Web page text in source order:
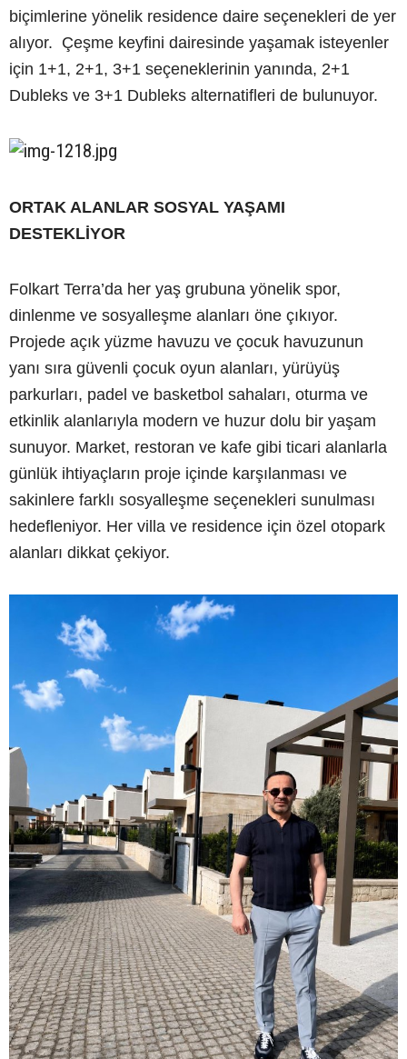
biçimlerine yönelik residence daire seçenekleri de yer
alıyor. Çeşme keyfini dairesinde yaşamak isteyenler
için 1+1, 2+1, 3+1 seçeneklerinin yanında, 2+1
Dubleks ve 3+1 Dubleks alternatifleri de bulunuyor.
ORTAK ALANLAR SOSYAL YAŞAMI
DESTEKLİYOR
Folkart Terra’da her yaş grubuna yönelik spor,
dinlenme ve sosyalleşme alanları öne çıkıyor.
Projede açık yüzme havuzu ve çocuk havuzunun
yanı sıra güvenli çocuk oyun alanları, yürüyüş
parkurları, padel ve basketbol sahaları, oturma ve
etkinlik alanlarıyla modern ve huzur dolu bir yaşam
sunuyor. Market, restoran ve kafe gibi ticari alanlarla
günlük ihtiyaçların proje içinde karşılanması ve
sakinlere farklı sosyalleşme seçenekleri sunulması
hedefleniyor. Her villa ve residence için özel otopark
alanları dikkat çekiyor.